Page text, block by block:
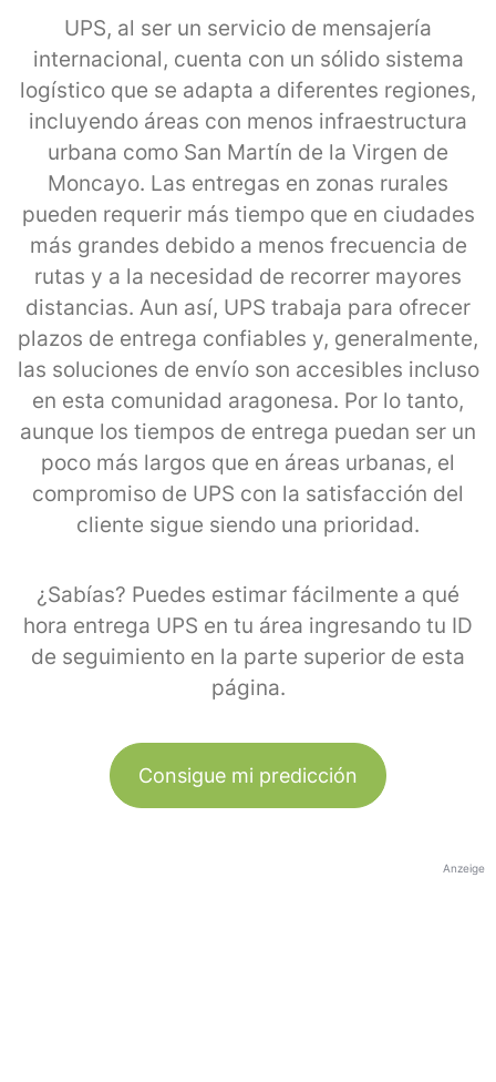
UPS, al ser un servicio de mensajería
internacional, cuenta con un sólido sistema
logístico que se adapta a diferentes regiones,
incluyendo áreas con menos infraestructura
urbana como San Martín de la Virgen de
Moncayo. Las entregas en zonas rurales
pueden requerir más tiempo que en ciudades
más grandes debido a menos frecuencia de
rutas y a la necesidad de recorrer mayores
distancias. Aun así, UPS trabaja para ofrecer
plazos de entrega confiables y, generalmente,
las soluciones de envío son accesibles incluso
en esta comunidad aragonesa. Por lo tanto,
aunque los tiempos de entrega puedan ser un
poco más largos que en áreas urbanas, el
compromiso de UPS con la satisfacción del
cliente sigue siendo una prioridad.
¿Sabías? Puedes estimar fácilmente a qué
hora entrega UPS en tu área ingresando tu ID
de seguimiento en la parte superior de esta
página.
Consigue mi predicción
Anzeige